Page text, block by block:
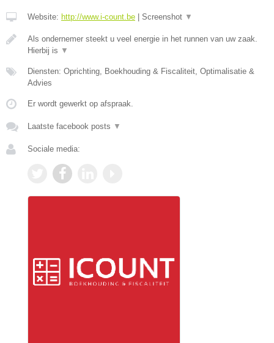
Website: http://www.i-count.be Screenshot ▼
Als ondernemer steekt u veel energie in het runnen van uw zaak.
Hierbij is ▼
Diensten: Oprichting, Boekhouding & Fiscaliteit, Optimalisatie &
Advies
Er wordt gewerkt op afspraak.
Laatste facebook posts ▼
Sociale media: